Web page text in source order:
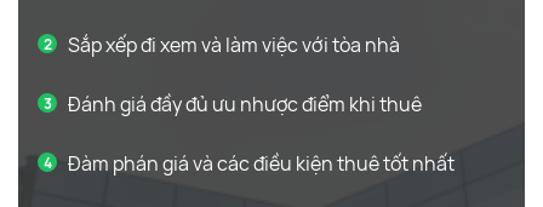
Sắp xếp đi xem và làm việc với tòa nhà
Đánh giá đầy đủ ưu nhược điểm khi thuê
Đàm phán giá và các điều kiện thuê tốt nhất